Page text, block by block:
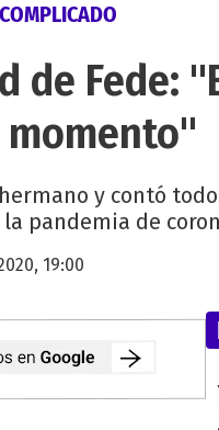
de Fede:
y contó
pandemia de
19:00